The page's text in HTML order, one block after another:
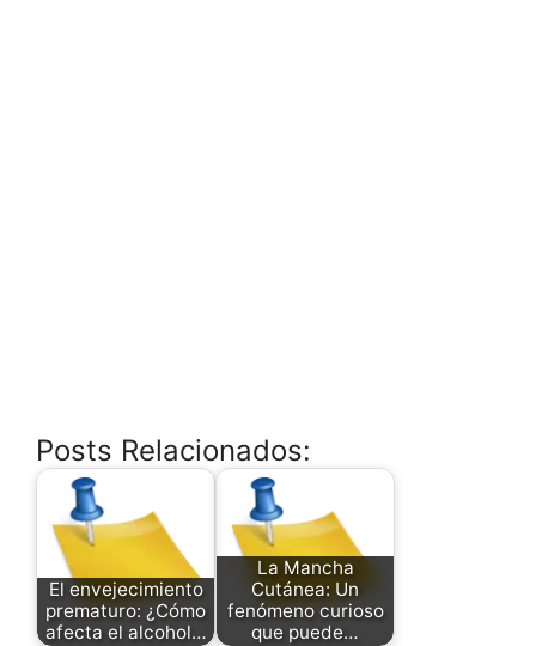
Posts Relacionados:
El envejecimiento
prematuro: ¿Cómo
afecta el alcohol…
La Mancha
Cutánea: Un
fenómeno curioso
que puede…